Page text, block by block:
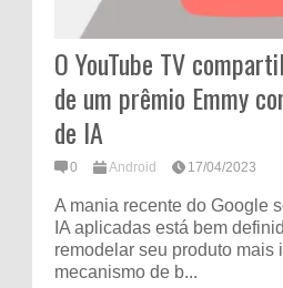
O YouTube TV
de um prêmio Emmy
de IA
0 Android 17/04/2023
A mania recente do Google
IA aplicadas está bem
remodelar seu produto mais
mecanismo de b...